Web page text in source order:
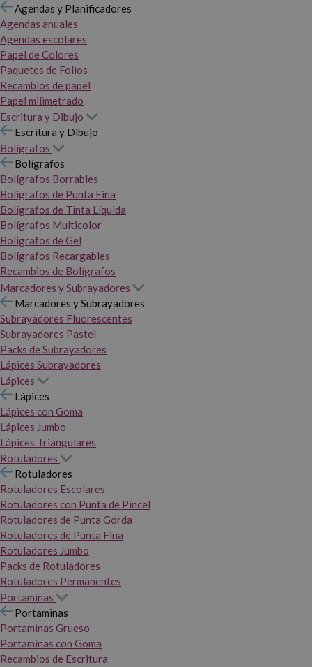
Agendas y Planificadores
Agendas anuales
Agendas escolares
Papel de Colores
Paquetes de Folios
Recambios de papel
Papel milimetrado
Escritura y Dibujo
Escritura y Dibujo
Bolígrafos
Bolígrafos
Bolígrafos Borrables
Bolígrafos de Punta Fina
Bolígrafos de Tinta Líquida
Bolígrafos Multicolor
Bolígrafos de Gel
Bolígrafos Recargables
Recambios de Bolígrafos
Marcadores y Subrayadores
Marcadores y Subrayadores
Subrayadores Fluorescentes
Subrayadores Pastel
Packs de Subrayadores
Lápices Subrayadores
Lápices
Lápices
Lápices con Goma
Lápices Jumbo
Lápices Triangulares
Rotuladores
Rotuladores
Rotuladores Escolares
Rotuladores con Punta de Pincel
Rotuladores de Punta Gorda
Rotuladores de Punta Fina
Rotuladores Jumbo
Packs de Rotuladores
Rotuladores Permanentes
Portaminas
Portaminas
Portaminas Grueso
Portaminas con Goma
Recambios de Escritura